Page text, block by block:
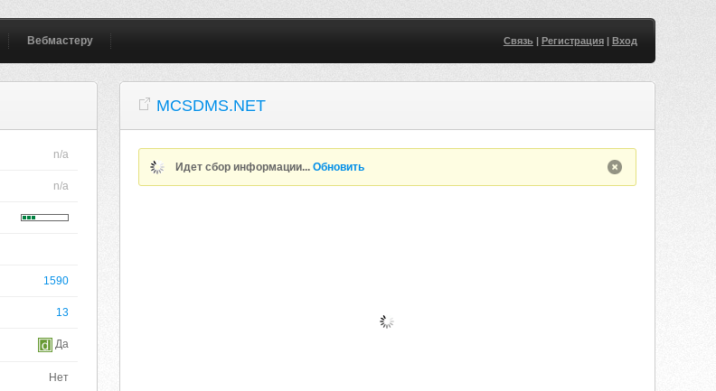
Вебмастеру Связь| Регистрация| Вход
n/a
n/a
1590
13
Да
Нет
MCSDMS.NET
Идет сбор информации...Обновить